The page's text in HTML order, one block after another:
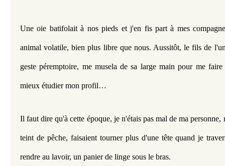
Une oie batifolait à nos pieds et j'en fis part à mes
animal volatile, bien plus libre que nous. Aussitôt, le fils de
geste péremptoire, me musela de sa large main pour me
mieux étudier mon profil…
Il faut dire qu'à cette époque, je n'étais pas mal de ma personne,
teint de pêche, faisaient tourner plus d'une tête quand je
rendre au lavoir, un panier de linge sous le bras.